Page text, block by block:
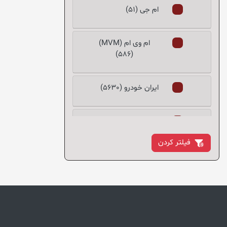
RB2 (3)
RCAR (4)
RIK (5)
SLIKE (1)
SNT (43)
SSAT (2)
TDK (1)
TURBO (1)
TXB (2)
ام جی (51)
ام‌ وی‌ ام (MVM)
(586)
ایران خودرو (5630)
برليانس (195)
بسترن (83)
فیلتر کردن